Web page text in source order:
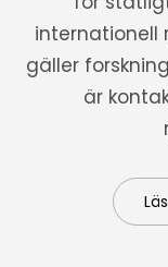
internationell
gäller
är